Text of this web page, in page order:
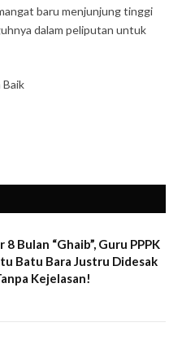
baru menjunjung tinggi
dalam peliputan untuk
Baik
8 Bulan “Ghaib”, Guru PPPK
Batu Bara Justru Didesak
Kejelasan!